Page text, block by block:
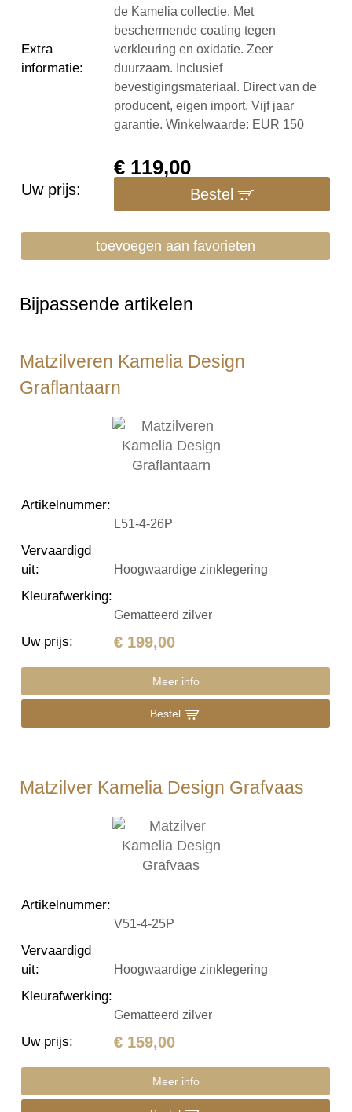
Extra
informatie:
de Kamelia collectie. Met
beschermende coating tegen
verkleuring en oxidatie. Zeer
duurzaam. Inclusief
bevestigingsmateriaal. Direct van de
producent, eigen import. Vijf jaar
garantie. Winkelwaarde: EUR 150
Uw prijs:
€ 119,00
Bestel
toevoegen aan favorieten
Bijpassende artikelen
Matzilveren Kamelia Design
Graflantaarn
Artikelnummer:
L51-4-26P
Vervaardigd
uit: Hoogwaardige zinklegering
Kleurafwerking:
Gematteerd zilver
Uw prijs: € 199,00
Meer info
Bestel
Matzilver Kamelia Design Grafvaas
Artikelnummer:
V51-4-25P
Vervaardigd
uit: Hoogwaardige zinklegering
Kleurafwerking:
Gematteerd zilver
Uw prijs: € 159,00
Meer info